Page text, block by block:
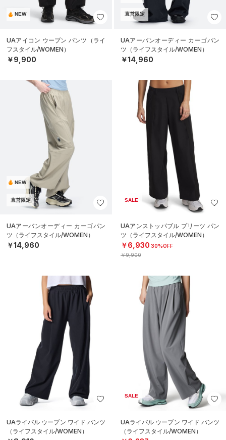
NEW
UAアイコン ウーブン パンツ（ライ
フスタイル/WOMEN）
￥9,900
直営限定
UAアーバンオーディー カーゴパン
ツ（ライフスタイル/WOMEN）
￥14,960
NEW
直営限定
UAアーバンオーディー カーゴパン
ツ（ライフスタイル/WOMEN）
￥14,960
SALE
UAアンストッパブル プリーツ パン
ツ（ライフスタイル/WOMEN）
￥6,930 30%OFF
￥9,900
UAライバル ウーブン ワイド パンツ
（ライフスタイル/WOMEN）
SALE
UAライバル ウーブン ワイド パンツ
（ライフスタイル/WOMEN）